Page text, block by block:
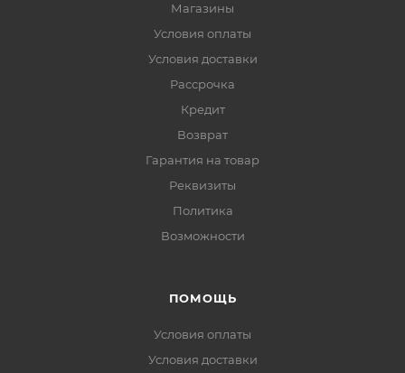
Магазины
Условия оплаты
Условия доставки
Рассрочка
Кредит
Возврат
Гарантия на товар
Реквизиты
Политика
Возможности
ПОМОЩЬ
Условия оплаты
Условия доставки